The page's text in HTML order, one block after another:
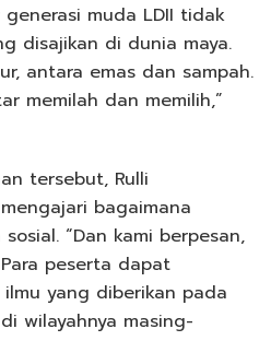
muda LDII tidak
disajikan di dunia maya.
antara emas dan sampah.
memilah dan memilih,”
tersebut, Rulli
bagaimana
“Dan kami berpesan,
peserta dapat
yang diberikan pada
wilayahnya masing-